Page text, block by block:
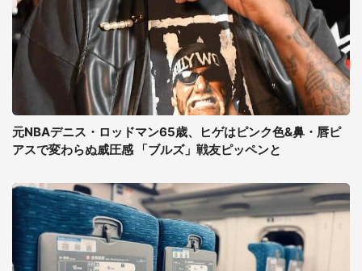
元NBAデニス・ロッドマン65歳、ヒゲはピンク色&鼻・唇ピ
アスで変わらぬ威圧感 「ブルズ」戦友ピッペンと